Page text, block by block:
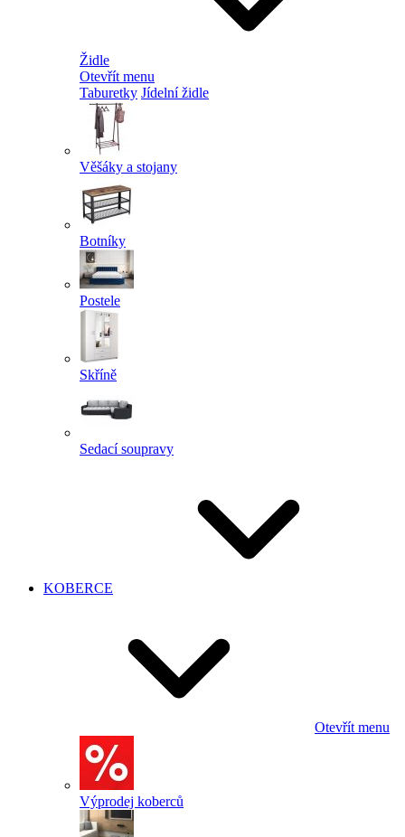
Židle
Otevřít menu
Taburetky Jídelní židle
Věšáky a stojany
Botníky
Postele
Skříně
Sedací soupravy
KOBERCE
Otevřít menu
Výprodej koberců